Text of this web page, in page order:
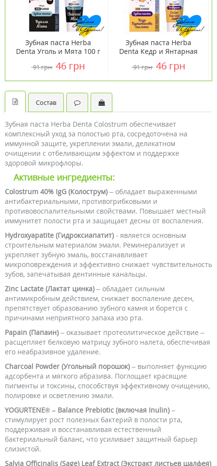
Зубная паста Herba
Denta Уголь и Мята 100 г
91 грн 46 грн
Зубная паста Herba
Denta Кедр и Янтарная
91 грн 46 грн
Состав
Зубная паста Herba Denta Colostrum обеспечивает
комплексный уход за полостью рта, сосредоточена на
иммунной защите, укреплении эмали, деликатном
очищении с отбеливающим эффектом и поддержке
здоровой микрофлоры.
Активные ингредиенты:
Colostrum 40% IgG (Колострум) – обладает выраженными
антибактериальными, противогрибковыми и
противовоспалительными свойствами. Повышает местный
иммунитет полости рта и защищает десны от воспаления.
Hydroxyapatite (Гидроксиапатит) - является основным
строительным материалом эмали. Реминерализует и
укрепляет зубную эмаль, восстанавливает
микроповреждения и эффективно снижает чувствительность
зубов, запечатывая дентинные канальцы.
Zinc Lactate (Лактат цинка) – обладает сильным
антимикробным действием, снижает воспаление десен,
препятствует образованию зубного камня и борется с
причинами неприятного запаха изо рта.
Papain (Папаин) – оказывает протеолитическое действие –
расщепляет белковую матрицу зубного налета, обеспечивая
его неабразивное удаление.
Charcoal Powder (Угольный порошок) – выполняет функцию
адсорбента и мягкого абразива. Поглощает красящие
пигменты и токсины, способствуя эффективному очищению,
полировке и осветлению эмали.
YOGURTENE® – Balance Prebiotic (включая Inulin) –
стимулирует рост полезных бактерий в полости рта,
поддерживая и восстанавливая естественный
бактериальный баланс, что усиливает защитный барьер
слизистой.
Salvia Officinalis (Sage) Leaf Extract (Экстракт листьев шалфея)